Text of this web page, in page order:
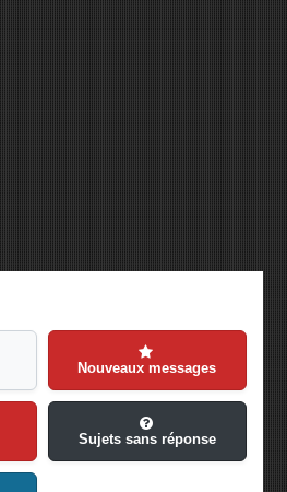
Nouveaux messages
Sujets sans réponse